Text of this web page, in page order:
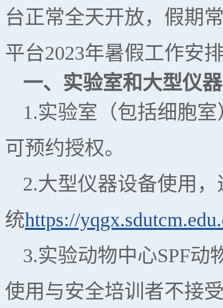
台正常全天开放，假期
平台2023年暑假工作安
一、实验室和大型仪
1.实验室（包括细胞
可预约授权。
2.大型仪器设备使用
统https://
3.实验动物中心SPF
使用与安全培训者不接